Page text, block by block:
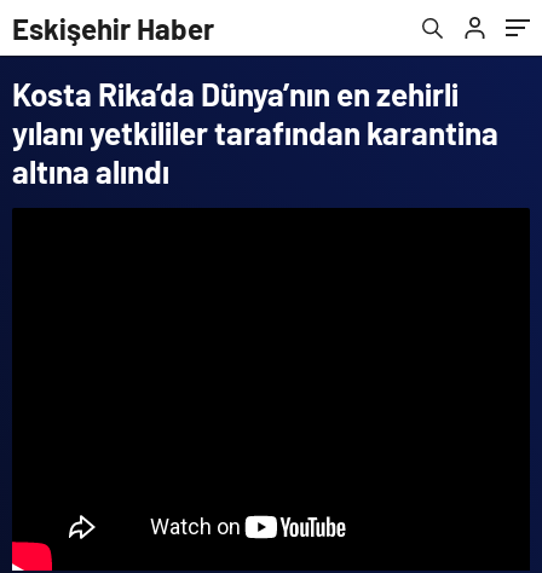
Eskişehir Haber
Kosta Rika’da Dünya’nın en zehirli
yılanı yetkililer tarafından karantina
altına alındı